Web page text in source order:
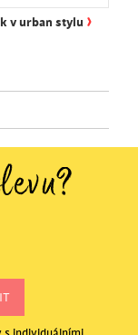
v urban stylu ›